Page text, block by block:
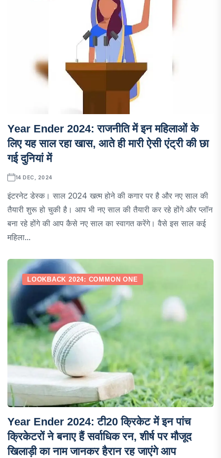
Year Ender 2024: राजनीति में इन महिलाओं के
लिए यह साल रहा खास, आते ही मारी ऐसी एंट्री की छा
गई दुनियां में
14 DEC, 2024
इंटरनेट डेस्क। साल 2024 खत्म होने की कगार पर है और नए साल की
तैयारी शुरू हो चुकी है। आप भी नए साल की तैयारी कर रहे होंगे और प्लॉन
बना रहे होंगे की आप कैसे नए साल का स्वागत करेंगे। वैसे इस साल कई
महिला...
LOOKBACK 2024: COMMON ONE
Year Ender 2024: टी20 क्रिकेट में इन पांच
क्रिकेटरों ने बनाए हैं सर्वाधिक रन, शीर्ष पर मौजूद
खिलाड़ी का नाम जानकर हैरान रह जाएंगे आप